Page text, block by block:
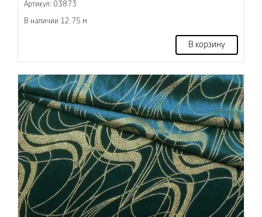
Артикул: 03873
В наличии 12.75 м
В корзину